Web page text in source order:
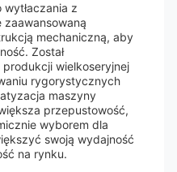
z
zaawansowaną
mechaniczną, aby
Został
wielkoseryjnej
rygorystycznych
maszyny
przepustowość,
wyborem dla
swoją wydajność
na rynku.